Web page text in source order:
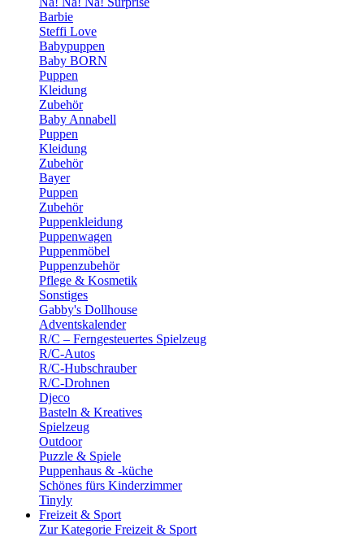
Barbie
Steffi Love
Babypuppen
Baby BORN
Puppen
Kleidung
Zubehör
Baby Annabell
Puppen
Kleidung
Zubehör
Bayer
Puppen
Zubehör
Puppenkleidung
Puppenwagen
Puppenmöbel
Puppenzubehör
Pflege & Kosmetik
Sonstiges
Gabby's Dollhouse
Adventskalender
R/C – Ferngesteuertes Spielzeug
R/C-Autos
R/C-Hubschrauber
R/C-Drohnen
Djeco
Basteln & Kreatives
Spielzeug
Outdoor
Puzzle & Spiele
Puppenhaus & -küche
Schönes fürs Kinderzimmer
Tinyly
Freizeit & Sport
Zur Kategorie Freizeit & Sport